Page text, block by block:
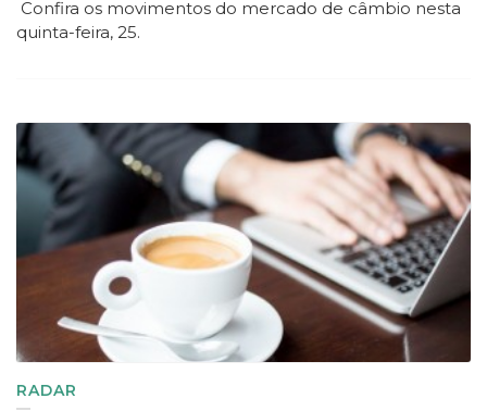
Confira os movimentos do mercado de câmbio nesta
quinta-feira, 25.
RADAR